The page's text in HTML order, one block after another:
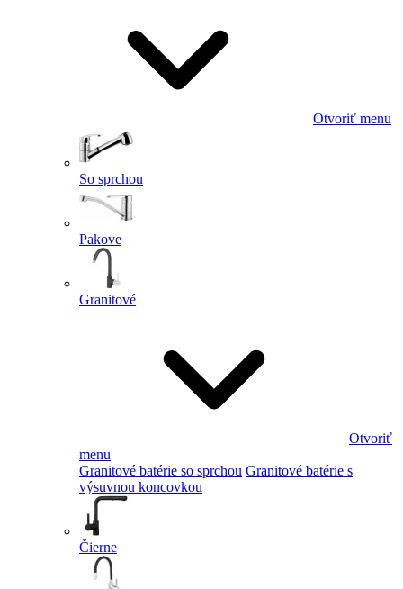
Otvoriť menu
So sprchou
Pakove
Granitové
Otvoriť
menu
Granitové batérie so sprchou Granitové batérie s
výsuvnou koncovkou
Čierne